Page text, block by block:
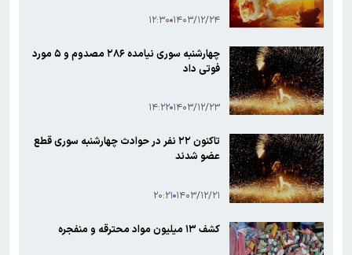
۱۴۰۳/۱۲/۲۴ ۱۲:۳۰
چهارشنبه سوری نیامده ۲۸۶ مصدوم و ۵ مورد
فوتی داد
۱۴۰۳/۱۲/۲۳ ۱۴:۲۲
تاکنون ۲۲ نفر در حوادث چهارشنبه سوری قطع
عضو شدند
۱۴۰۳/۱۲/۲۱ ۲۰:۲۱
کشف ۱۳ میلیون مواد محترقه و منفجره